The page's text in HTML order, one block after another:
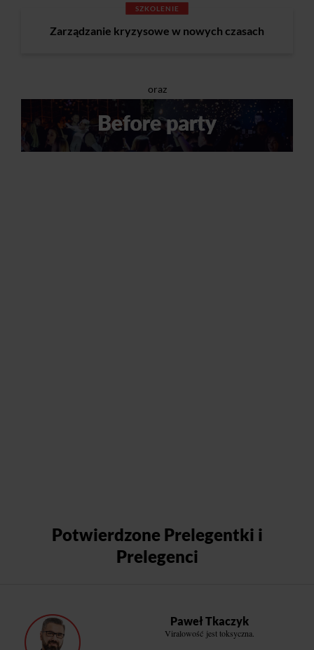
SZKOLENIE
Zarządzanie kryzysowe w nowych czasach
oraz
Potwierdzone Prelegentki i
Prelegenci
Paweł Tkaczyk
Viralowość jest toksyczna.